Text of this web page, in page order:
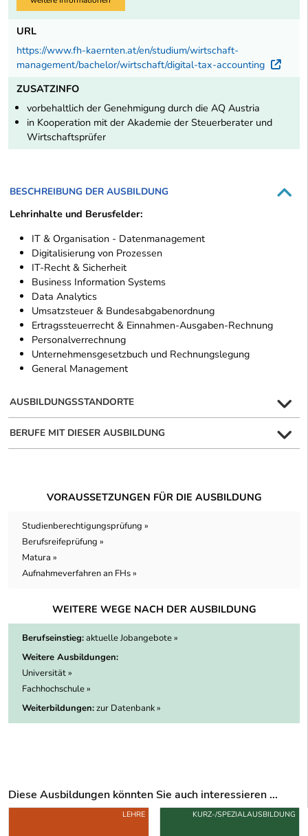
URL
https://www.fh-kaernten.at/en/studium/wirtschaft-
management/bachelor/wirtschaft/digital-tax-accounting
ZUSATZINFO
vorbehaltlich der Genehmigung durch die AQ Austria
in Kooperation mit der Akademie der Steuerberater und
Wirtschaftsprüfer
BESCHREIBUNG DER AUSBILDUNG
Lehrinhalte und Berusfelder:
IT & Organisation - Datenmanagement
Digitalisierung von Prozessen
IT-Recht & Sicherheit
Business Information Systems
Data Analytics
Umsatzsteuer & Bundesabgabenordnung
Ertragssteuerrecht & Einnahmen-Ausgaben-Rechnung
Personalverrechnung
Unternehmensgesetzbuch und Rechnungslegung
General Management
AUSBILDUNGSSTANDORTE
BERUFE MIT DIESER AUSBILDUNG
VORAUSSETZUNGEN FÜR DIE AUSBILDUNG
Studienberechtigungsprüfung »
Berufsreifeprüfung »
Matura »
Aufnahmeverfahren an FHs »
WEITERE WEGE NACH DER AUSBILDUNG
Berufseinstieg:aktuelle Jobangebote »
Weitere Ausbildungen:
Universität »
Fachhochschule »
Weiterbildungen:zur Datenbank »
Diese Ausbildungen könnten Sie auch interessieren ...
Uber weitere Ausbildungsvorschläge
LEHRE KURZ-/SPEZIALAUSBILDUNG